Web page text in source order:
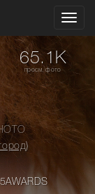
65.1K
просм. фото
)